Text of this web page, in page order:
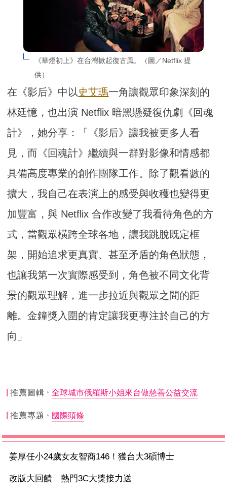
《華燈初上》在台灣掀起復古風。（圖／Netflix 提
供）
在《影后》中以史艾瑪一角讓觀眾印象深刻的
林廷憶，也出演 Netflix 暗黑懸疑復仇劇《回魂
計》，她分享：「《影后》讓我被更多人看
見，而《回魂計》繼續與一群對影像和情感都
具備高度專業的創作團隊工作。除了觀看數的
擴大，我自己在表演上的感受與收穫也變得更
加豐富，與 Netflix 合作改變了我看待角色的方
式，當觀眾橫跨全球各地，讓我跳脫既定框
架，開始追求更真實、甚至矛盾的角色狀態，
也讓我第一次實際感受到，角色被不同文化背
景的觀眾理解，進一步拉近與觀眾之間的距
離。金鐘獎入圍的肯定讓我更專注於自己的方
向」
推薦圖輯 全球城市俄羅斯小姐來台做慈善公益交流
推薦專題 國際頭條
姜厚任小24歲女友智商146！獲台大3碩博士
改版大回饋 熱門3C大獎接力送